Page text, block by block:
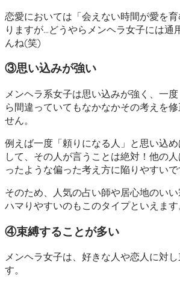
恋愛においては「会えない時間が愛を
りますが…どうやらメンヘラ女子には通
んね(笑)
③思い込みが強い
メンヘラ系女子は思い込みが強く、一
ら間違っていてもなかなかその考えを
せん。
例えば一度「頼りになる人」と思い込
して、その人が言うことは絶対！他の
ったような偏った考え方に陥りやすいで
そのため、人気の占い師や居心地のいい
ハマりやすいのもこのタイプといえます
④束縛することが多い
メンヘラ女子は、好きな人や恋人に対
す。